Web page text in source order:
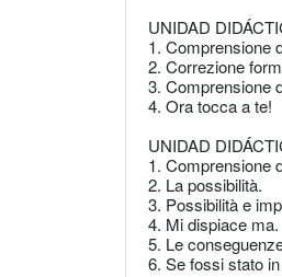
UNIDAD
1. Comprensione
2. Correzione
3. Comprensione
4. Ora tocca a te!
UNIDAD
1. Comprensione
2. La possibilità.
3. Possibilità e
4. Mi dispiace ma.
5. Le
6. Se fossi stato